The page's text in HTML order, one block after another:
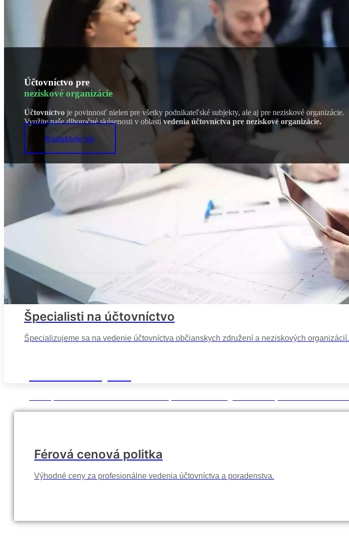
Účtovníctvo pre
neziskové organizácie
Účtovníctvo je povinnosť nielen pre všetky podnikateľské subjekty, ale aj pre neziskové organizácie.
Využite naše dlhoročné skúsenosti v oblastivedenia účtovníctva pre neziskové organizácie.
Kontaktujte nás
Špecialisti na účtovníctvo
Špecializujeme sa na vedenie účtovníctva občianskych združení a neziskových organizácií.
Férová cenová politka
Výhodné ceny za profesionálne vedenia účtovníctva a poradenstva.